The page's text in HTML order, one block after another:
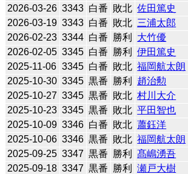
2026-03-26 3343 白番 敗北 佐田篤史
2026-03-19 3343 白番 敗北 三浦太郎
2026-02-23 3344 白番 勝利
大竹優
2026-02-05 3345 白番 勝利
伊田篤史
2025-11-06 3345 白番 敗北 福岡航太朗
2025-10-30 3345 黒番 勝利
趙治勲
2025-10-27 3345 黒番 敗北 村川大介
2025-10-23 3345 黒番 敗北 平田智也
2025-10-09 3346 白番 敗北 蕭鈺洋
2025-10-06 3346 黒番 敗北 福岡航太朗
2025-09-25 3347 黒番 勝利
髙嶋湧吾
2025-09-18 3347 黒番 勝利
瀬戸大樹